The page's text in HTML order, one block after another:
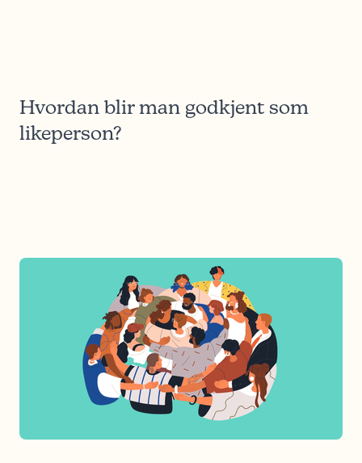
Hvordan blir man godkjent som
likeperson?